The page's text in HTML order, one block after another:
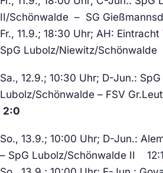
II/Schönwalde – SG
Fr., 11.9.; 18:30 Uhr; AH:
SpG Lubolz/Niewitz/
Sa., 12.9.; 10:30 Uhr; D-Jun.: SpG
Lubolz/Schönwalde – FSV
2:0
So., 13.9.; 10:00 Uhr; D-Jun.:
– SpG Lubolz/Schönwalde II 12:1